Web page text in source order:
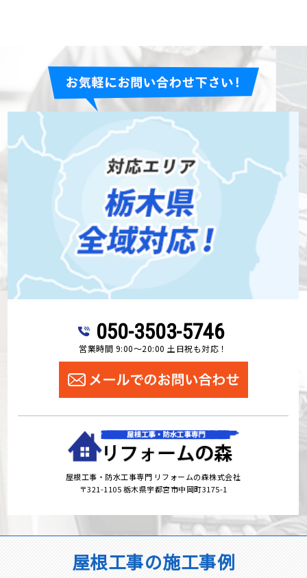
050-3503-5746
営業時間 9:00～20:00 土日祝も対応！
屋根工事・防水工事専門 リフォームの森株式会社
〒321-1105 栃木県宇都宮市中岡町3175-1
屋根工事の施工事例